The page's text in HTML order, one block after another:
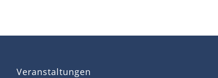
Veranstaltungen